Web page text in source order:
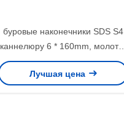
буровые наконечники SDS S4
каннелюру 6 * 160mm, молоток
Sds YG8C электрический плюс
буровые наконечники
Лучшая цена